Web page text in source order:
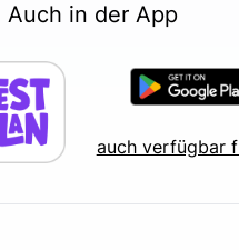
Auch in der App
auch verfügbar